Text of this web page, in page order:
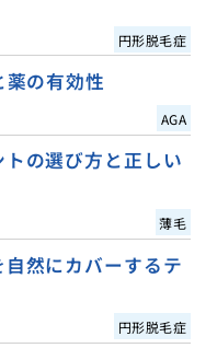
円形脱毛症
の有効性
AGA
の選び方と正しい
薄毛
然にカバーするテ
円形脱毛症